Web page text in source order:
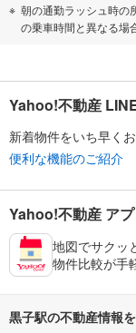
朝の通勤ラッシュ時の
の乗車時間と異なる場
Yahoo!不動産
新着物件をいち早くお
便利な機能のご紹介
Yahoo!不動産 アプ
地図でサクッ
物件比較が手
黒子駅の不動産情報